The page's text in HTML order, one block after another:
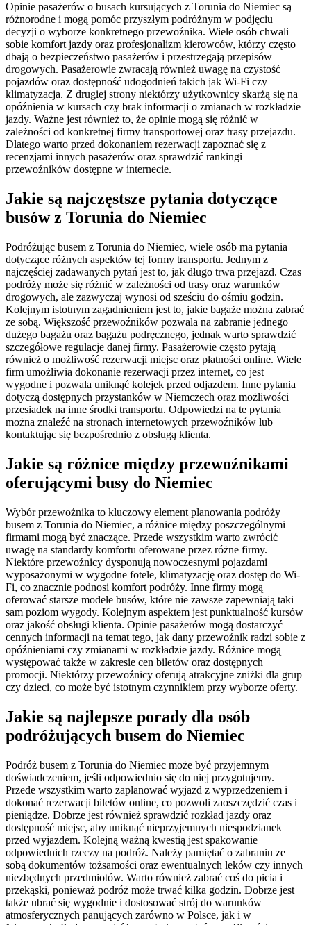
Opinie pasażerów o busach kursujących z Torunia do Niemiec są
różnorodne i mogą pomóc przyszłym podróżnym w podjęciu
decyzji o wyborze konkretnego przewoźnika. Wiele osób chwali
sobie komfort jazdy oraz profesjonalizm kierowców, którzy często
dbają o bezpieczeństwo pasażerów i przestrzegają przepisów
drogowych. Pasażerowie zwracają również uwagę na czystość
pojazdów oraz dostępność udogodnień takich jak Wi-Fi czy
klimatyzacja. Z drugiej strony niektórzy użytkownicy skarżą się na
opóźnienia w kursach czy brak informacji o zmianach w rozkładzie
jazdy. Ważne jest również to, że opinie mogą się różnić w
zależności od konkretnej firmy transportowej oraz trasy przejazdu.
Dlatego warto przed dokonaniem rezerwacji zapoznać się z
recenzjami innych pasażerów oraz sprawdzić rankingi
przewoźników dostępne w internecie.
Jakie są najczęstsze pytania dotyczące
busów z Torunia do Niemiec
Podróżując busem z Torunia do Niemiec, wiele osób ma pytania
dotyczące różnych aspektów tej formy transportu. Jednym z
najczęściej zadawanych pytań jest to, jak długo trwa przejazd. Czas
podróży może się różnić w zależności od trasy oraz warunków
drogowych, ale zazwyczaj wynosi od sześciu do ośmiu godzin.
Kolejnym istotnym zagadnieniem jest to, jakie bagaże można zabrać
ze sobą. Większość przewoźników pozwala na zabranie jednego
dużego bagażu oraz bagażu podręcznego, jednak warto sprawdzić
szczegółowe regulacje danej firmy. Pasażerowie często pytają
również o możliwość rezerwacji miejsc oraz płatności online. Wiele
firm umożliwia dokonanie rezerwacji przez internet, co jest
wygodne i pozwala uniknąć kolejek przed odjazdem. Inne pytania
dotyczą dostępnych przystanków w Niemczech oraz możliwości
przesiadek na inne środki transportu. Odpowiedzi na te pytania
można znaleźć na stronach internetowych przewoźników lub
kontaktując się bezpośrednio z obsługą klienta.
Jakie są różnice między przewoźnikami
oferującymi busy do Niemiec
Wybór przewoźnika to kluczowy element planowania podróży
busem z Torunia do Niemiec, a różnice między poszczególnymi
firmami mogą być znaczące. Przede wszystkim warto zwrócić
uwagę na standardy komfortu oferowane przez różne firmy.
Niektóre przewoźnicy dysponują nowoczesnymi pojazdami
wyposażonymi w wygodne fotele, klimatyzację oraz dostęp do Wi-
Fi, co znacznie podnosi komfort podróży. Inne firmy mogą
oferować starsze modele busów, które nie zawsze zapewniają taki
sam poziom wygody. Kolejnym aspektem jest punktualność kursów
oraz jakość obsługi klienta. Opinie pasażerów mogą dostarczyć
cennych informacji na temat tego, jak dany przewoźnik radzi sobie z
opóźnieniami czy zmianami w rozkładzie jazdy. Różnice mogą
występować także w zakresie cen biletów oraz dostępnych
promocji. Niektórzy przewoźnicy oferują atrakcyjne zniżki dla grup
czy dzieci, co może być istotnym czynnikiem przy wyborze oferty.
Jakie są najlepsze porady dla osób
podróżujących busem do Niemiec
Podróż busem z Torunia do Niemiec może być przyjemnym
doświadczeniem, jeśli odpowiednio się do niej przygotujemy.
Przede wszystkim warto zaplanować wyjazd z wyprzedzeniem i
dokonać rezerwacji biletów online, co pozwoli zaoszczędzić czas i
pieniądze. Dobrze jest również sprawdzić rozkład jazdy oraz
dostępność miejsc, aby uniknąć nieprzyjemnych niespodzianek
przed wyjazdem. Kolejną ważną kwestią jest spakowanie
odpowiednich rzeczy na podróż. Należy pamiętać o zabraniu ze
sobą dokumentów tożsamości oraz ewentualnych leków czy innych
niezbędnych przedmiotów. Warto również zabrać coś do picia i
przekąski, ponieważ podróż może trwać kilka godzin. Dobrze jest
także ubrać się wygodnie i dostosować strój do warunków
atmosferycznych panujących zarówno w Polsce, jak i w